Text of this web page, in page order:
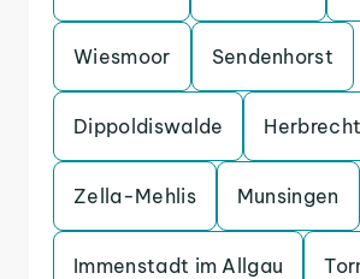
Wiesmoor Sendenhorst
Dippoldiswalde
Zella-Mehlis Munsingen
Immenstadt im Allgau